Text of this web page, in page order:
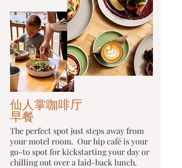
仙人掌咖啡厅
早餐
The perfect spot just steps away from
your motel room. Our hip café is your
go-to spot for kickstarting your day or
chilling out over a laid-back lunch.